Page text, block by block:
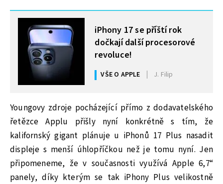
MOHLO BY VÁS ZAJÍMAT
iPhony 17 se příští rok
dočkají další procesorové
revoluce!
VŠE O APPLE J. Filip
Youngovy zdroje pocházející přímo z dodavatelského
řetězce Applu přišly nyní konkrétně s tím, že
kalifornský gigant plánuje u iPhonů 17 Plus nasadit
displeje s menší úhlopříčkou než je tomu nyní. Jen
připomeneme, že v současnosti využívá Apple 6,7“
panely, díky kterým se tak iPhony Plus velikostně